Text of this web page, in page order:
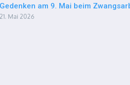
Gedenken am 9. Mai beim
21. Mai 2026